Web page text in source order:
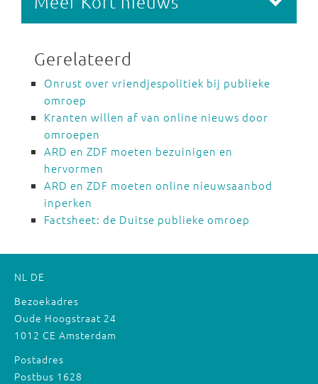
Gerelateerd
Onrust over vriendjespolitiek bij publieke
omroep
Kranten willen af van online nieuws door
omroepen
ARD en ZDF moeten bezuinigen en
hervormen
ARD en ZDF moeten online nieuwsaanbod
inperken
Factsheet: de Duitse publieke omroep
NL DE
Bezoekadres
Oude Hoogstraat 24
1012 CE Amsterdam
Postadres
Postbus 1628